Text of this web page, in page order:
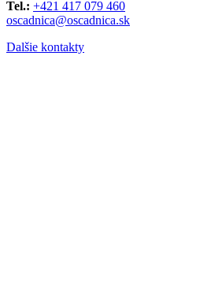
Tel.: +421 417 079 460
oscadnica@oscadnica.sk
Dalšie kontakty